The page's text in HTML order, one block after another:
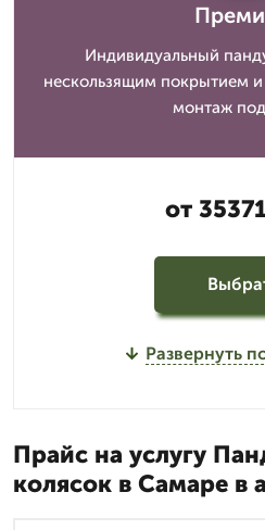
Индивидуальный
нескользящим покрытием
монтаж
от
Развернуть
Прайс на услугу
колясок в Самаре в